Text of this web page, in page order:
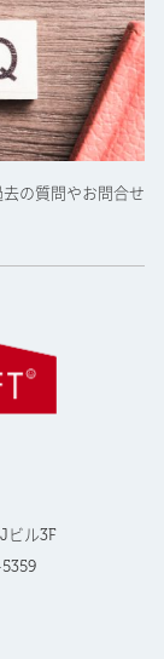
の質問やお問合せ
ビル3F